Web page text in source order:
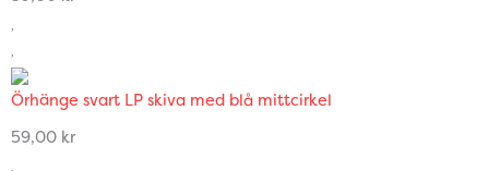
Örhänge svart LP skiva med blå mittcirkel
59,00 kr